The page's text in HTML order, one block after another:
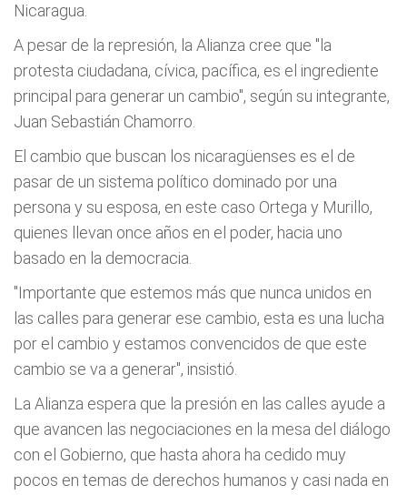
Nicaragua.
A pesar de la represión, la Alianza cree que "la
protesta ciudadana, cívica, pacífica, es el ingrediente
principal para generar un cambio", según su integrante,
Juan Sebastián Chamorro.
El cambio que buscan los nicaragüenses es el de
pasar de un sistema político dominado por una
persona y su esposa, en este caso Ortega y Murillo,
quienes llevan once años en el poder, hacia uno
basado en la democracia.
"Importante que estemos más que nunca unidos en
las calles para generar ese cambio, esta es una lucha
por el cambio y estamos convencidos de que este
cambio se va a generar", insistió.
La Alianza espera que la presión en las calles ayude a
que avancen las negociaciones en la mesa del diálogo
con el Gobierno, que hasta ahora ha cedido muy
pocos en temas de derechos humanos y casi nada en